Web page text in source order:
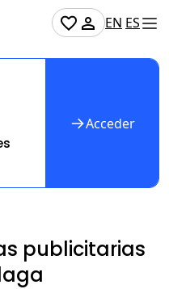
EN ES
Acceder
publicitarias